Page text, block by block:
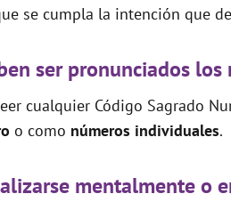
se cumpla la intención que
ser pronunciados los
cualquier Código Sagrado
o como números individuales.
mentalmente o